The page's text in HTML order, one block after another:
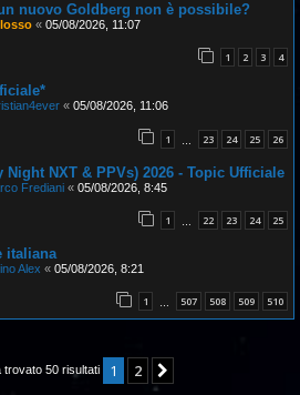
nuovo Goldberg non è possibile?
« 05/08/2026, 11:07
1 2 3 4
« 05/08/2026, 11:06
1 23 24 25 26
Night NXT & PPVs) 2026 - Topic Ufficiale
Frediani « 05/08/2026, 8:45
1 22 23 24 25
italiana
Alex « 05/08/2026, 8:21
1 507 508 509 510
trovato 50 risultati 1 2